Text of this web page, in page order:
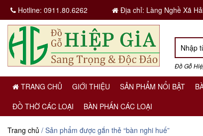
Hotline:0911.80.6262 Địa chỉ: Làng Nghề Xã
Đồ Gỗ
TRANG CHỦ GIỚI THIỆU SẢN PHẨM NỔI BẬT
ĐỒ THỜ CÁC LOẠI
BÀN PHẤN CÁC LOẠI
Trang chủ / Sản phẩm được gắn thẻ “bàn nghi huế”